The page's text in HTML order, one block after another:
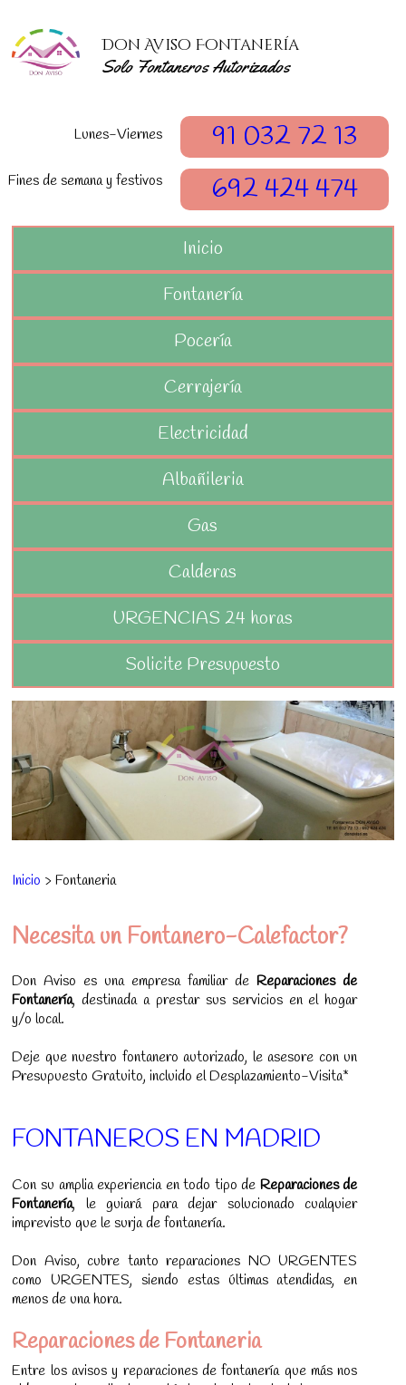
Don Aviso Fontanería
Solo Fontaneros Autorizados
Lunes-Viernes 91 032 72 13
Fines de semana y festivos 692 424 474
Inicio
Fontanería
Pocería
Cerrajería
Electricidad
Albañileria
Gas
Calderas
URGENCIAS 24 horas
Solicite Presupuesto
Inicio > Fontaneria
Necesita un Fontanero-Calefactor?
Don Aviso es una empresa familiar de Reparaciones de
Fontanería, destinada a prestar sus servicios en el hogar
y/o local.
Deje que nuestro fontanero autorizado, le asesore con un
Presupuesto Gratuito, incluido el Desplazamiento-Visita*
FONTANEROS EN MADRID
Con su amplia experiencia en todo tipo de Reparaciones de
Fontanería, le guiará para dejar solucionado cualquier
imprevisto que le surja de fontanería.
Don Aviso, cubre tanto reparaciones NO URGENTES
como URGENTES, siendo estas últimas atendidas, en
menos de una hora.
Reparaciones de Fontaneria
Entre los avisos y reparaciones de fontanería que más nos